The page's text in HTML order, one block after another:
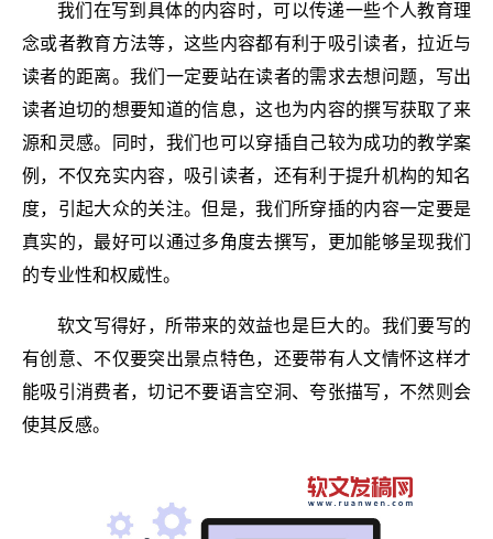
我们在写到具体的内容时，可以传递一些个人教育理
念或者教育方法等，这些内容都有利于吸引读者，拉近与
读者的距离。我们一定要站在读者的需求去想问题，写出
读者迫切的想要知道的信息，这也为内容的撰写获取了来
源和灵感。同时，我们也可以穿插自己较为成功的教学案
例，不仅充实内容，吸引读者，还有利于提升机构的知名
度，引起大众的关注。但是，我们所穿插的内容一定要是
真实的，最好可以通过多角度去撰写，更加能够呈现我们
的专业性和权威性。
软文写得好，所带来的效益也是巨大的。我们要写的
有创意、不仅要突出景点特色，还要带有人文情怀这样才
能吸引消费者，切记不要语言空洞、夸张描写，不然则会
使其反感。